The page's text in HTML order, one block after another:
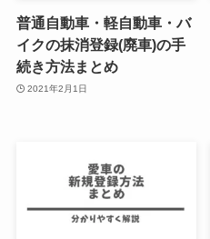
普通自動車・軽自動車・バ
イクの抹消登録(廃車)の手
続き方法まとめ
2021年2月1日